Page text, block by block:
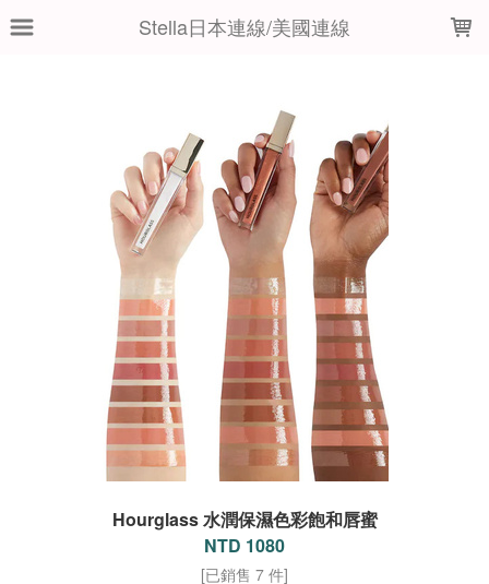
Stella日本連線/美國連線
Hourglass 水潤保濕色彩飽和唇蜜
NTD 1080
[已銷售 7 件]